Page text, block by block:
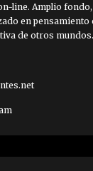
line. Amplio
en
de otros mundos.